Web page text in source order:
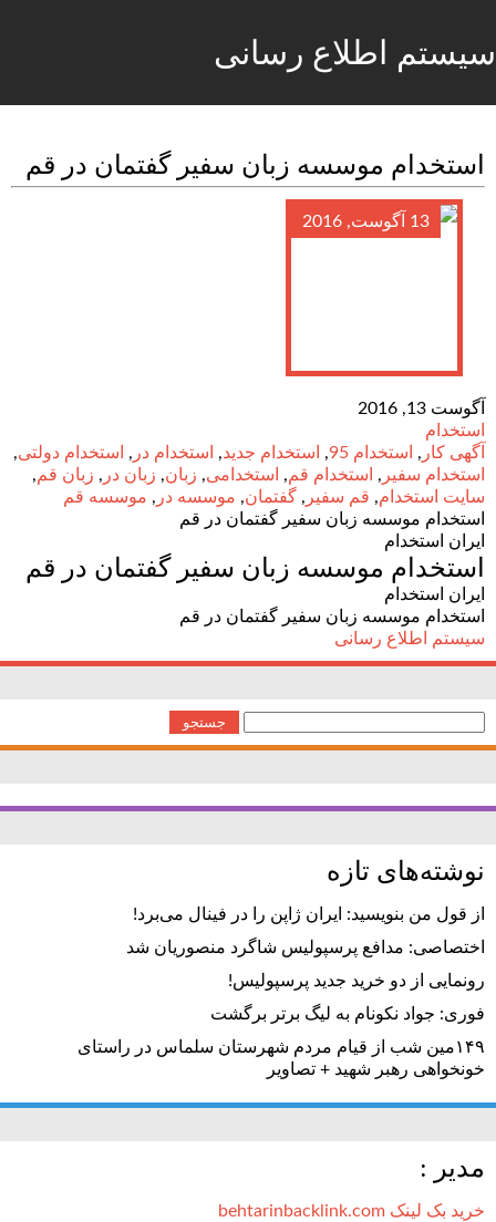
سیستم اطلاع رسانی
استخدام موسسه زبان سفیر گفتمان در قم
13 آگوست, 2016
آگوست 13, 2016
استخدام
آگهی کار , استخدام 95 , استخدام جدید, استخدام در , استخدام دولتی,
استخدام سفیر , استخدام قم, استخدامی, زبان, زبان در , زبان قم,
سایت استخدام, قم سفیر , گفتمان, موسسه در , موسسه قم
استخدام موسسه زبان سفیر گفتمان در قم
ایران استخدام
استخدام موسسه زبان سفیر گفتمان در قم
ایران استخدام
استخدام موسسه زبان سفیر گفتمان در قم
سیستم اطلاع رسانی
برای:
نوشته‌های تازه
از قول من بنویسید: ایران ژاپن را در فینال می‌برد!
اختصاصی: مدافع پرسپولیس شاگرد منصوریان شد
رونمایی از دو خرید جدید پرسپولیس!
فوری: جواد نکونام به لیگ برتر برگشت
۱۴۹مین شب از قیام مردم شهرستان سلماس در راستای
خونخواهی رهبر شهید + تصاویر
مدیر :
خرید بک لینک behtarinbacklink.com